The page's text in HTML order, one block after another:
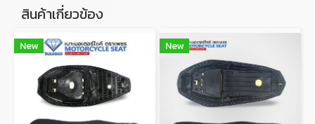
สินค้าเกี่ยวข้อง
New New